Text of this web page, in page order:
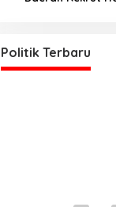
Politik Terbaru
Di Berita, Politik, Sulut